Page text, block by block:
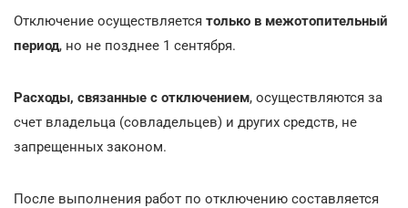
Отключение осуществляется только в межотопительный
период, но не позднее 1 сентября.
Расходы, связанные с отключением, осуществляются за
счет владельца (совладельцев) и других средств, не
запрещенных законом.
После выполнения работ по отключению составляется